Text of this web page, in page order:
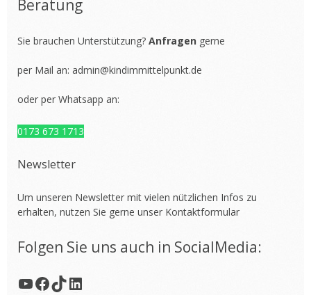
Beratung
Sie brauchen Unterstützung? Anfragen gerne
per Mail an: admin@kindimmittelpunkt.de
oder per Whatsapp an:
0173 673 1713
Newsletter
Um unseren Newsletter mit vielen nützlichen Infos zu
erhalten, nutzen Sie gerne unser Kontaktformular
Folgen Sie uns auch in SocialMedia:
YouTube
Facebook
TikTok
LinkedIn